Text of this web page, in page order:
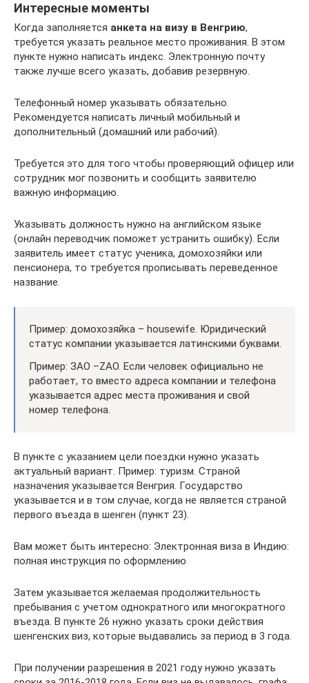
Интересные моменты
Когда заполняется анкета на визу в Венгрию,
требуется указать реальное место проживания. В этом
пункте нужно написать индекс. Электронную почту
также лучше всего указать, добавив резервную.
Телефонный номер указывать обязательно.
Рекомендуется написать личный мобильный и
дополнительный (домашний или рабочий).
Требуется это для того чтобы проверяющий офицер или
сотрудник мог позвонить и сообщить заявителю
важную информацию.
Указывать должность нужно на английском языке
(онлайн переводчик поможет устранить ошибку). Если
заявитель имеет статус ученика, домохозяйки или
пенсионера, то требуется прописывать переведенное
название.
Пример: домохозяйка – housewife. Юридический
статус компании указывается латинскими буквами.
Пример: ЗАО –ZAO. Если человек официально не
работает, то вместо адреса компании и телефона
указывается адрес места проживания и свой
номер телефона.
В пункте с указанием цели поездки нужно указать
актуальный вариант. Пример: туризм. Страной
назначения указывается Венгрия. Государство
указывается и в том случае, когда не является страной
первого въезда в шенген (пункт 23).
Вам может быть интересно: Электронная виза в Индию:
полная инструкция по оформлению
Затем указывается желаемая продолжительность
пребывания с учетом однократного или многократного
въезда. В пункте 26 нужно указать сроки действия
шенгенских виз, которые выдавались за период в 3 года.
При получении разрешения в 2021 году нужно указать